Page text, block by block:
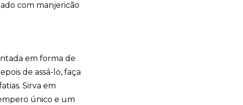
com manjericão
em forma de
de assá-lo, faça
Sirva em
único e um